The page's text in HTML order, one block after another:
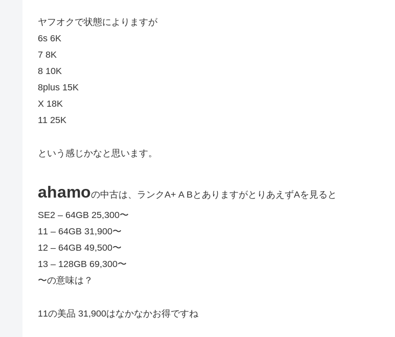
ヤフオクで状態によりますが
6s 6K
7 8K
8 10K
8plus 15K
X 18K
11 25K
という感じかなと思います。
ahamoの中古は、ランクA+ A BとありますがとりあえずAを見ると
SE2 – 64GB 25,300〜
11 – 64GB 31,900〜
12 – 64GB 49,500〜
13 – 128GB 69,300〜
〜の意味は？
11の美品 31,900はなかなかお得ですね